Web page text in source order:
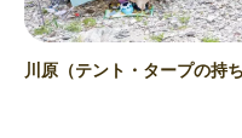
川原（テント・タープの持